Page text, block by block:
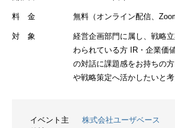
料 金 無料（オンライン配信、
対 象
経営企画部門に属し、戦略
わられている方 IR・企業価
の対話に課題感をお持ちの
や戦略策定へ活かしたいと
イベント主
株式会社ユーザベース